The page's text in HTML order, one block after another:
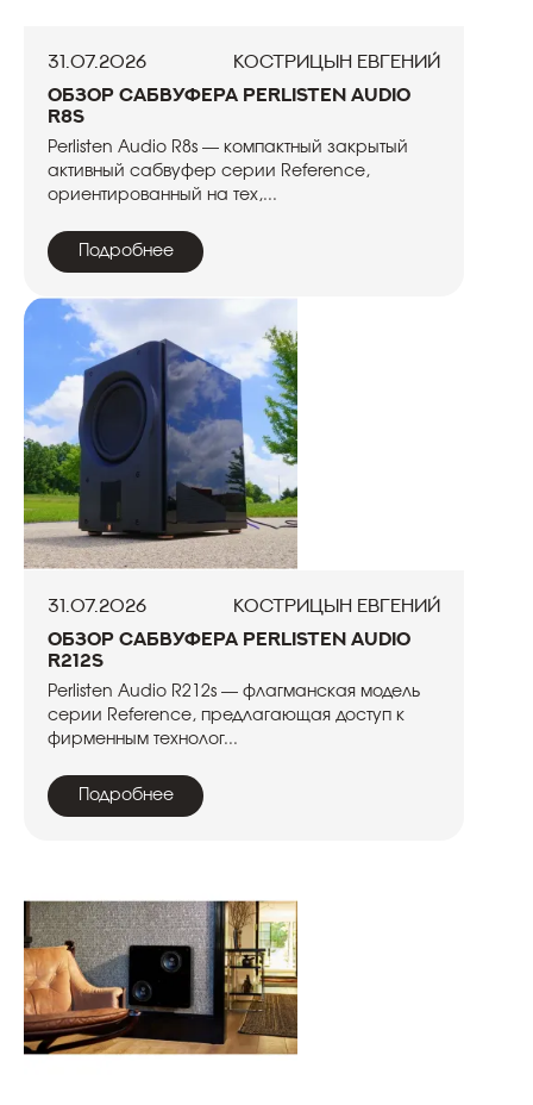
31.07.2026
Кострицын Евгений
Обзор сабвуфера Perlisten Audio
R8s
Perlisten Audio R8s — компактный закрытый
активный сабвуфер серии Reference,
ориентированный на тех,...
Подробнее
31.07.2026
Кострицын Евгений
Обзор сабвуфера Perlisten Audio
R212s
Perlisten Audio R212s — флагманская модель
серии Reference, предлагающая доступ к
фирменным технолог...
Подробнее